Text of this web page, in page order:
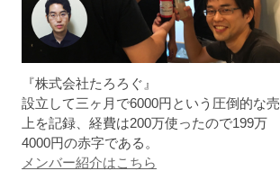
『株式会社たろろぐ』
設立して三ヶ月で6000円という圧倒的な売
上を記録、経費は200万使ったので199万
4000円の赤字である。
メンバー紹介はこちら